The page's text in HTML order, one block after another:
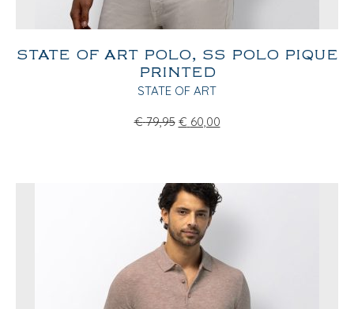
STATE OF ART POLO, SS POLO PIQUE
PRINTED
STATE OF ART
€ 79,95 € 60,00